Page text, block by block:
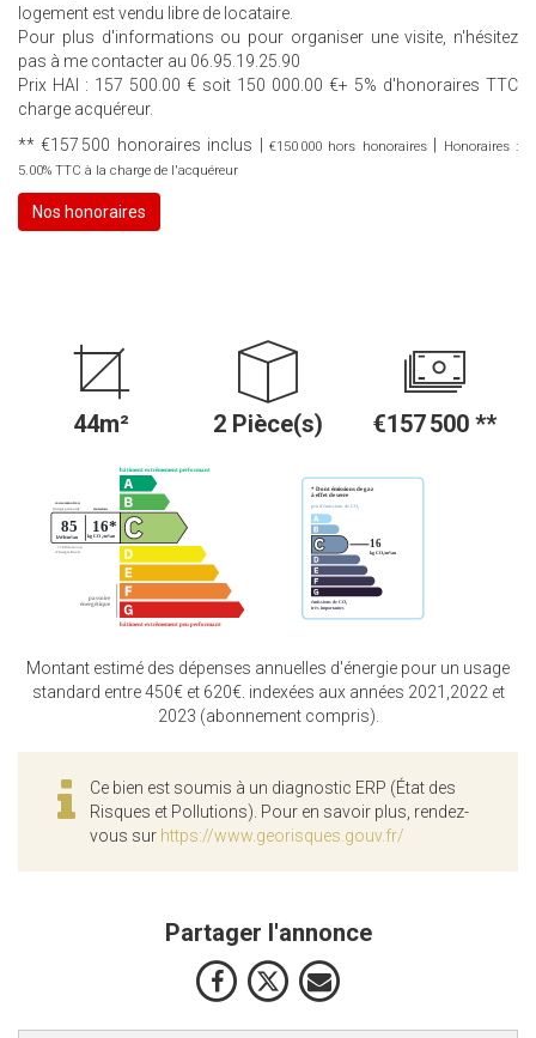
logement est vendu libre de locataire.
Pour plus d'informations ou pour organiser une visite, n'hésitez
pas à me contacter au 06.95.19.25.90
Prix HAI : 157 500.00 € soit 150 000.00 €+ 5% d'honoraires TTC
charge acquéreur.
** €157 500 honoraires inclus |€150 000 hors honoraires|
Honoraires :
5.00% TTC à la charge de l'acquéreur
Nos honoraires
44m² 2 Pièce(s) €157 500 **
Montant estimé des dépenses annuelles d'énergie pour un usage
standard entre 450€ et 620€. indexées aux années 2021,2022 et
2023 (abonnement compris).
Ce bien est soumis à un diagnostic ERP (État des
Risques et Pollutions). Pour en savoir plus, rendez-
vous sur https://www.georisques.gouv.fr/
Partager l'annonce